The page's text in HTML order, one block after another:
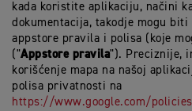
kada koristite aplikaciju, načini
dokumentacija, takodje mogu
appstore pravila i polisa (koje
("Appstore pravila"). Preciznije,
korišćenje mapa na našoj
polisa privatnosti na
https://www.google.com/